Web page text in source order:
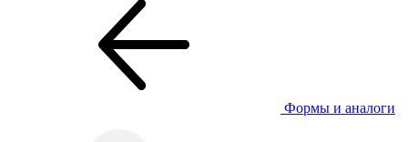
Формы и аналоги